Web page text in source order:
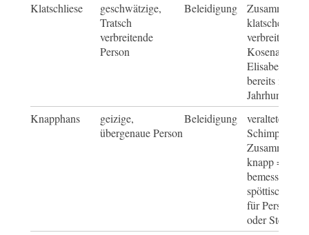
Klatschliese
geschwätzige,
Tratsch
verbreitende
Person
Beleidigung
klatschen =
verbreiten
Kosenamen
Elisabeth,
bereits im 19.
Jahrhundert
Knapphans
geizige,
übergenaue Person
Beleidigung
veraltetes
Schimpfwort,
knapp =
bemessen
spöttischer
für
oder